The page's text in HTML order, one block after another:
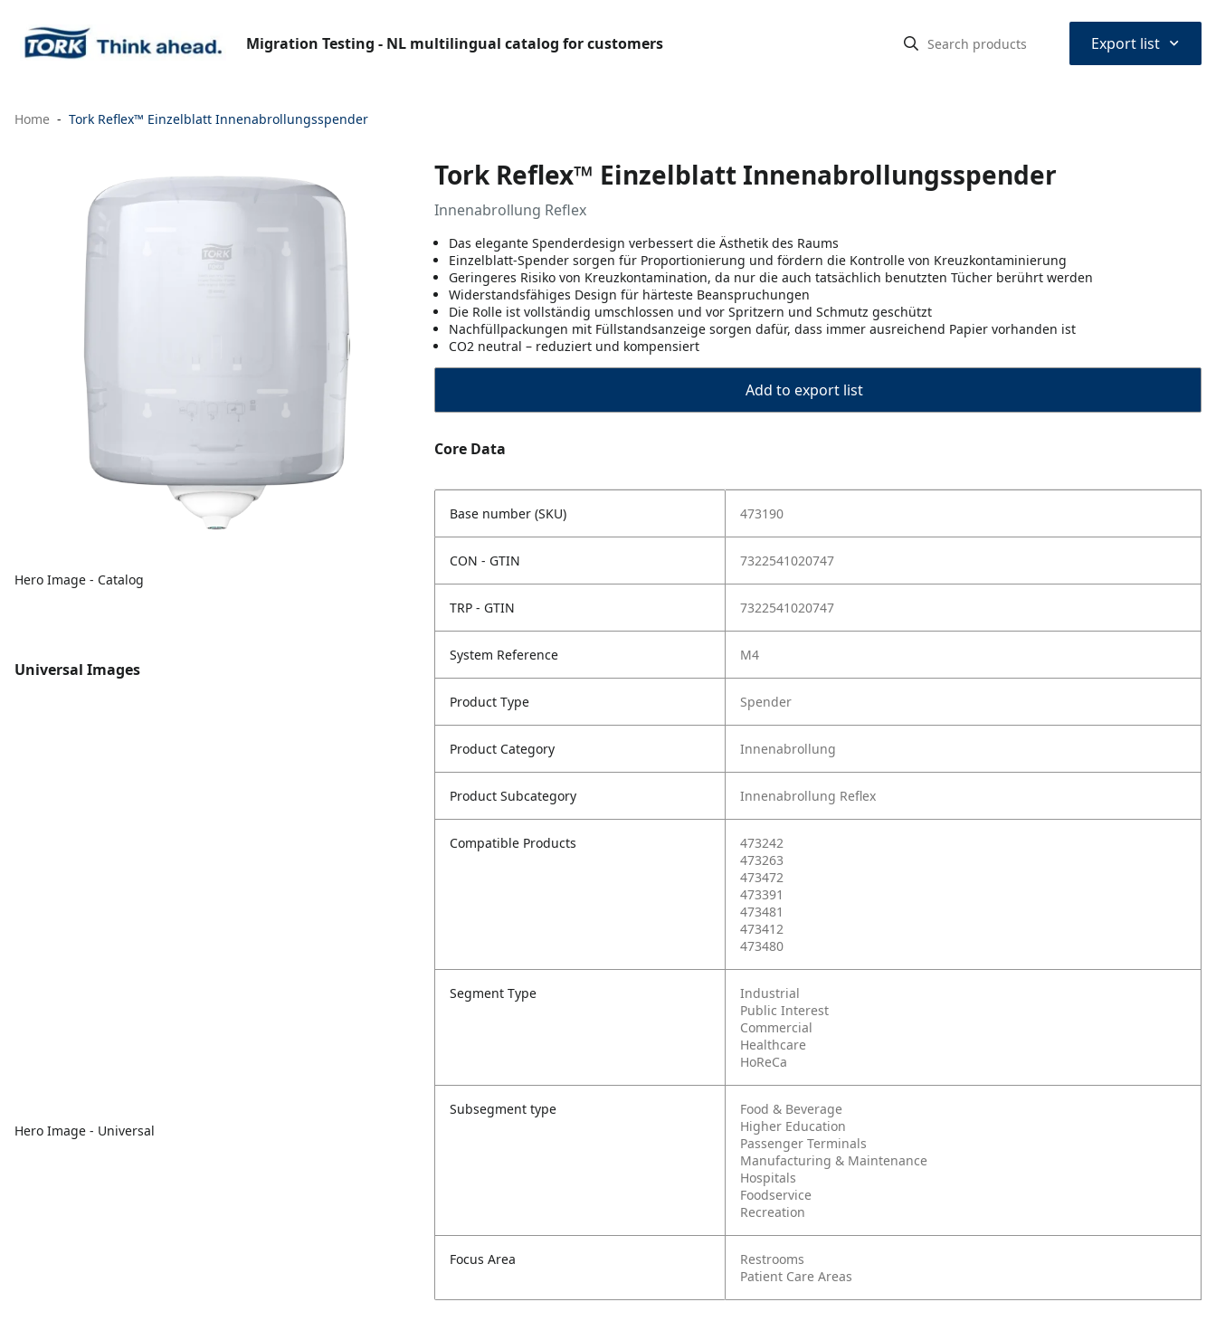
Migration Testing - NL multilingual catalog for customers Export list ⌃
Home Tork Reflex™ Einzelblatt Innenabrollungsspender
Hero Image - Catalog
Universal Images
Hero Image - Universal
Tork Reflex™ Einzelblatt Innenabrollungsspender
Innenabrollung Reflex
Das elegante Spenderdesign verbessert die Ästhetik des Raums
Einzelblatt-Spender sorgen für Proportionierung und fördern die Kontrolle von Kreuzkontaminierung
Geringeres Risiko von Kreuzkontamination, da nur die auch tatsächlich benutzten Tücher berührt werden
Widerstandsfähiges Design für härteste Beanspruchungen
Die Rolle ist vollständig umschlossen und vor Spritzern und Schmutz geschützt
Nachfüllpackungen mit Füllstandsanzeige sorgen dafür, dass immer ausreichend Papier vorhanden ist
CO2 neutral – reduziert und kompensiert
Add to export list
Core Data
Base number (SKU) 473190
CON - GTIN 7322541020747
TRP - GTIN 7322541020747
System Reference M4
Product Type Spender
Product Category Innenabrollung
Product Subcategory Innenabrollung Reflex
Compatible Products
473242
473263
473472
473391
473481
473412
473480
Segment Type
Industrial
Public Interest
Commercial
Healthcare
HoReCa
Subsegment type
Food & Beverage
Higher Education
Passenger Terminals
Manufacturing & Maintenance
Hospitals
Foodservice
Recreation
Focus Area
Restrooms
Patient Care Areas